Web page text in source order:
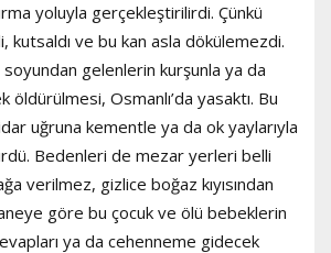
yoluyla gerçekleştirilirdi. Çünkü
kutsaldı ve bu kan asla dökülemezdi.
gelenlerin kurşunla ya da
öldürülmesi, Osmanlı’da yasaktı. Bu
uğruna kementle ya da ok yaylarıyla
Bedenleri de mezar yerleri belli
verilmez, gizlice boğaz kıyısından
göre bu çocuk ve ölü bebeklerin
ya da cehenneme gidecek